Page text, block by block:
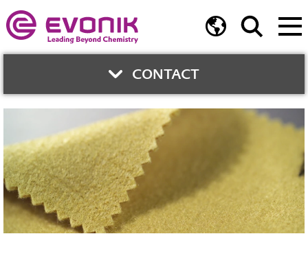
CONTACT
CONTACT PERSON
Günter Gasparin
Technical support fibres
Worldwide